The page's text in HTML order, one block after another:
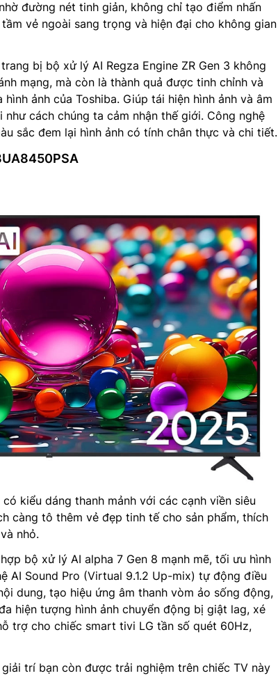
đường nét tinh giản, không chỉ tạo điểm nhấn
vẻ ngoài sang trọng và hiện đại cho không gian
bị bộ xử lý AI Regza Engine ZR Gen 3 không
mạng, mà còn là thành quả được tinh chỉnh và
ảnh của Toshiba. Giúp tái hiện hình ảnh và âm
cách chúng ta cảm nhận thế giới. Công nghệ
sắc đem lại hình ảnh có tính chân thực và chi tiết.
kiểu dáng thanh mảnh với các cạnh viền siêu
càng tô thêm vẻ đẹp tinh tế cho sản phẩm, thích
nhỏ.
bộ xử lý AI alpha 7 Gen 8 mạnh mẽ, tối ưu hình
AI Sound Pro (Virtual 9.1.2 Up-mix) tự động điều
dung, tạo hiệu ứng âm thanh vòm ảo sống động,
hiện tượng hình ảnh chuyển động bị giật lag, xé
trợ cho chiếc smart tivi LG tần số quét 60Hz,
trí bạn còn được trải nghiệm trên chiếc TV này